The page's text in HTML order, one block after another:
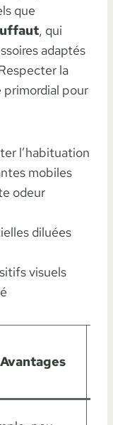
que
, qui
adaptés
la
pour
l’habituation
mobiles
odeur
diluées
visuels
Avantages